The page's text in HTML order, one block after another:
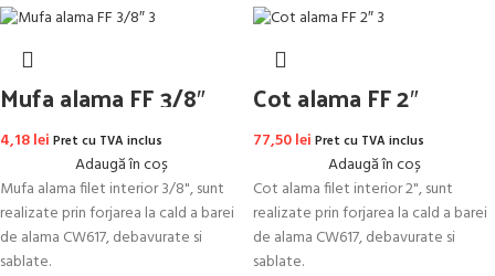
Mufa alama FF 3/8″
4,18lei Pret cu TVA inclus
Adaugă în coș
Mufa alama filet interior 3/8", sunt
realizate prin forjarea la cald a barei
de alama CW617, debavurate si
sablate.
Cot alama FF 2″
77,50lei Pret cu TVA inclus
Adaugă în coș
Cot alama filet interior 2", sunt
realizate prin forjarea la cald a barei
de alama CW617, debavurate si
sablate.